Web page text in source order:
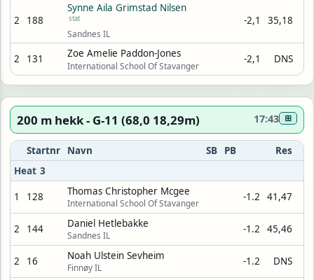
2 188
Synne Aila Grimstad Nilsen
stat
Sandnes IL
-2,1 35,18
2 131 Zoe Amelie Paddon-Jones
International School Of Stavanger
-2,1 DNS
200 m hekk - G-11 (68,0 18,29m) 17:43 ⊞
Startnr Navn SB PB
Res
Heat 3
1 128 Thomas Christopher Mcgee
International School Of Stavanger
-1.2 41,47
2 144 Daniel Hetlebakke
Sandnes IL
-1.2 45,46
2 16 Noah Ulstein Sevheim
Finnøy IL
-1.2 DNS